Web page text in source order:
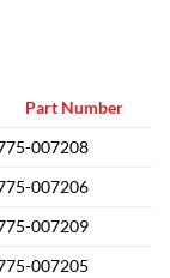
Part Number
007208
007206
007209
007205